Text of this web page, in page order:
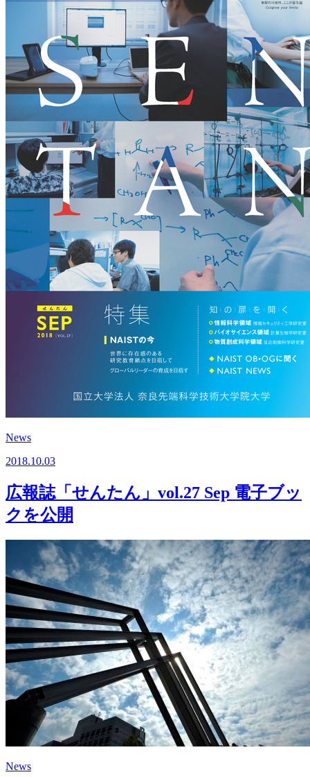
News
2018.10.03
広報誌「せんたん」vol.27 Sep 電子ブッ
クを公開
News